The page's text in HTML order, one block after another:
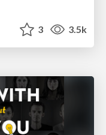
3 3.5k